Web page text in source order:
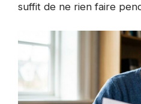
suffit de ne rien faire